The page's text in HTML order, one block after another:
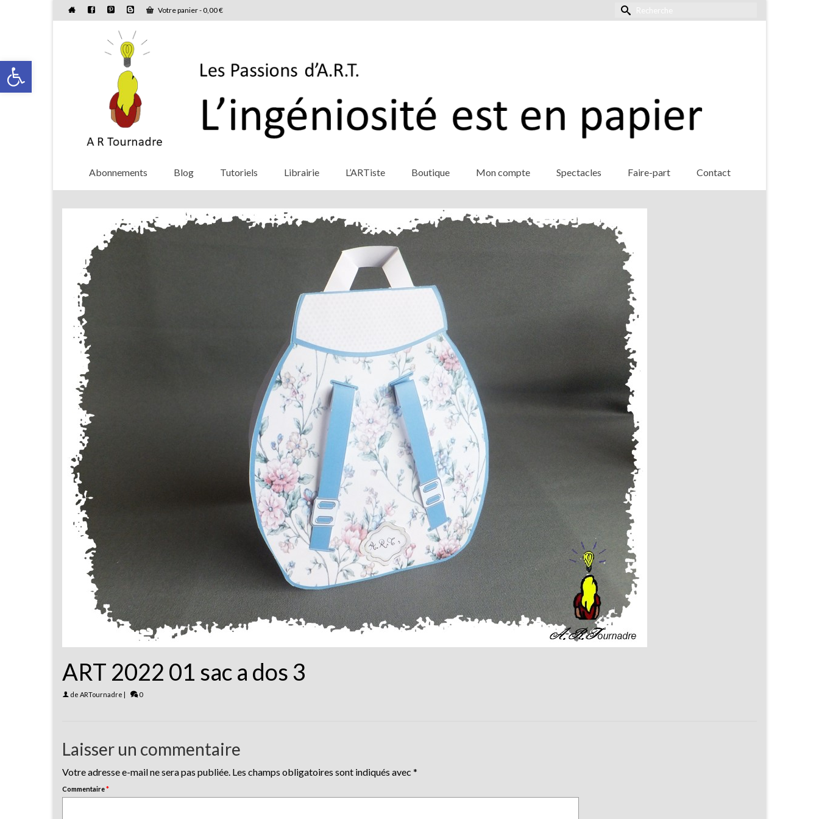
Ouvrir la barre d’outils
Votre panier-0,00€ Rechercher :
Abonnements Blog Tutoriels Librairie L’ARTiste Boutique Mon compte Spectacles Faire-part Contact
ART 2022 01 sac a dos 3
de ARTournadre | 0
Laisser un commentaire
Votre adresse e-mail ne sera pas publiée. Les champs obligatoires sont indiqués avec *
Commentaire*